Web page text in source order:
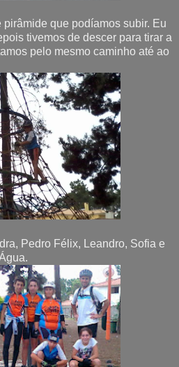
pirâmide que podíamos subir. Eu
tivemos de descer para tirar a
pelo mesmo caminho até ao
Pedro Félix, Leandro, Sofia e